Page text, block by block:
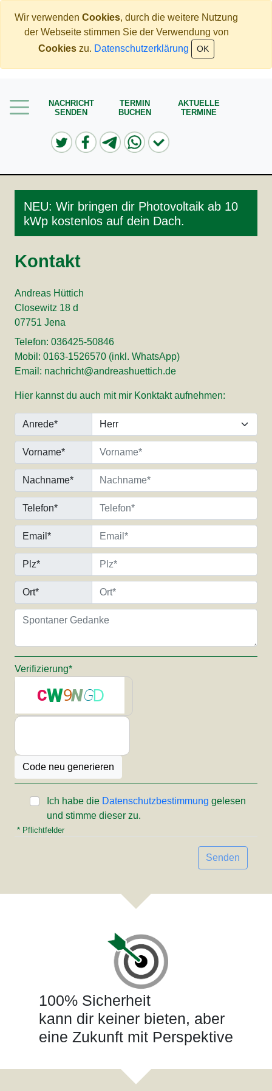
Wir verwenden Cookies, durch die weitere Nutzung
der Webseite stimmen Sie der Verwendung von
Cookies zu. Datenschutzerklärung OK
NACHRICHT
SENDEN
TERMIN
BUCHEN
AKTUELLE
TERMINE
Mehr Geld verdienen
Meine Angebote
NEU: Wir bringen dir Photovoltaik ab 10
kWp kostenlos auf dein Dach.
Kontakt
Andreas Hüttich
Closewitz 18 d
07751 Jena
Telefon: 036425-50846
Mobil: 0163-1526570 (inkl. WhatsApp)
Email: nachricht@andreashuettich.de
Hier kannst du auch mit mir Konktakt aufnehmen:
Anrede*
Vorname*
Nachname*
Telefon*
Email*
Plz*
Ort*
Verifizierung*
Ich habe die Datenschutzbestimmung gelesen
und stimme dieser zu.
* Pflichtfelder
Senden
100% Sicherheit
kann dir keiner bieten, aber
eine Zukunft mit Perspektive